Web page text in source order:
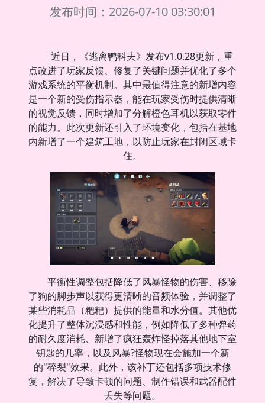
发布时间：2026-07-10 03:30:01
近日，《逃离鸭科夫》发布v1.0.28更新，重
点改进了玩家反馈、修复了关键问题并优化了多个
游戏系统的平衡机制。其中最值得注意的新增内容
是一个新的受伤指示器，能在玩家受伤时提供清晰
的视觉反馈，同时增加了分解橙色耳机以获取零件
的能力。此次更新还引入了环境变化，包括在基地
内新增了一个建筑工地，以防止玩家在封闭区域卡
住。
平衡性调整包括降低了风暴怪物的伤害、移除
了狗的脚步声以获得更清晰的音频体验，并调整了
某些消耗品（粑粑）提供的能量和水分值。其他优
化提升了整体沉浸感和性能，例如降低了多种弹药
的耐久度消耗、新增了疯狂轰炸怪掉落其他地下室
钥匙的几率，以及风暴?怪物现在会施加一个新
的"碎裂"效果。此外，该补丁还包括多项技术修
复，解决了导致卡顿的问题、制作错误和武器配件
丢失等问题。